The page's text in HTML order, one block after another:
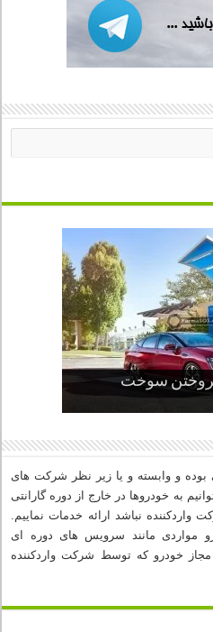
سوخت
یا خودروهای
خودرو می شود؟
های اخیر صنعت
خودرو قسمت
و وابسته و یا زیر نظر شرکت های
به خودروها در خارج از دوره گارانتی
نباشد ارائه خدمات نماییم.
مواردی مانند سرویس های دوره ای
خودرو که توسط شرکت واردکننده